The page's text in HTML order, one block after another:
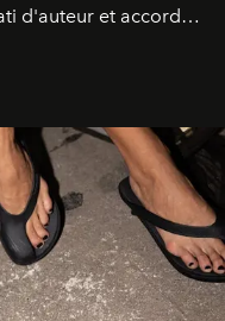
d'auteur et accords